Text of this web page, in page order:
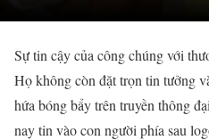
Sự tin cậy của công chúng với
Họ không còn đặt trọn tin tưởng
hứa bóng bẩy trên truyền thông
nay tin vào con người phía sau